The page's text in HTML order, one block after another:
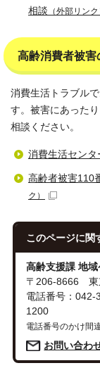
相談 （外部リンク
高齢消費者被害
消費生活トラブル
す。被害にあった
相談ください。
消費生活センタ
高齢者被害110
ク）
このページに関
高齢支援課 地
〒206-8666 東
電話番号：
1200
電話番号のかけ間
お問い合わ